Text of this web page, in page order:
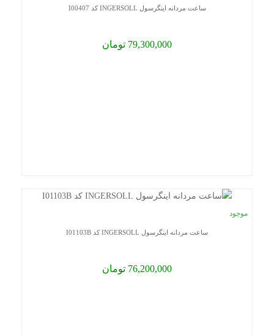
ساعت مردانه اینگرسول INGERSOLL کد I00407
79,300,000 تومان
موجود
ساعت مردانه اینگرسول INGERSOLL کد I01103B
76,200,000 تومان